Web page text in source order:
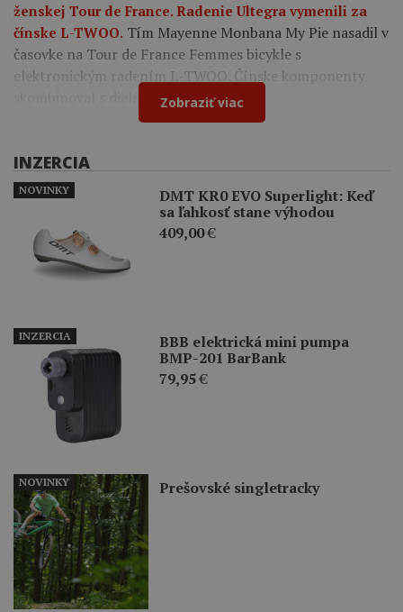
ženskej Tour de France. Radenie Ultegra vymenili za
čínske L-TWOO. Tím Mayenne Monbana My Pie nasadil v
časovke na Tour de France Femmes bicykle s
elektronickým radením L-TWOO. Čínske komponenty
skombinoval s dielmi Shimano a Cybrei.
Zobraziť viac
INZERCIA
DMT KR0 EVO Superlight: Keď
sa ľahkosť stane výhodou
409,00€
NOVINKY
BBB elektrická mini pumpa
BMP-201 BarBank
79,95€
INZERCIA
Prešovské singletracky
NOVINKY